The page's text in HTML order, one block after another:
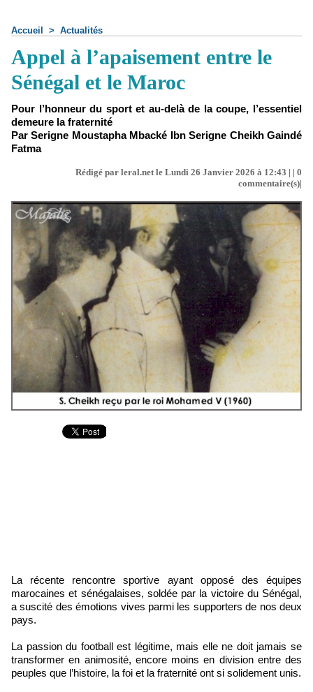
Accueil > Actualités
Appel à l’apaisement entre le
Sénégal et le Maroc
Pour l’honneur du sport et au-delà de la coupe, l’essentiel
demeure la fraternité
Par Serigne Moustapha Mbacké Ibn Serigne Cheikh Gaindé
Fatma
Rédigé par leral.net le Lundi 26 Janvier 2026 à 12:43 | | 0
commentaire(s)|
La récente rencontre sportive ayant opposé des équipes
marocaines et sénégalaises, soldée par la victoire du Sénégal,
a suscité des émotions vives parmi les supporters de nos deux
pays.
La passion du football est légitime, mais elle ne doit jamais se
transformer en animosité, encore moins en division entre des
peuples que l’histoire, la foi et la fraternité ont si solidement unis.